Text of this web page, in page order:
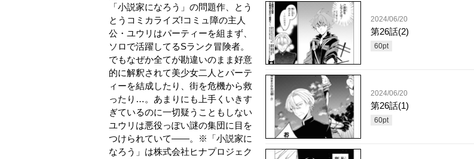
「小説家になろう」の問題作、とう
とうコミカライズ!コミュ障の主人
公・ユウリはパーティーを組まず、
ソロで活躍してるSランク冒険者。
でもなぜか全てが勘違いのまま好意
的に解釈されて美少女二人とパーテ
ィーを結成したり、街を危機から救
ったり…。あまりにも上手くいきす
ぎているのに一切疑うこともしない
ユウリは悪役っぽい謎の集団に目を
つけられていて――。※「小説家に
なろう」は株式会社ヒナプロジェク
2024/06/20
第26話(2)
60pt
2024/06/20
第26話(1)
60pt